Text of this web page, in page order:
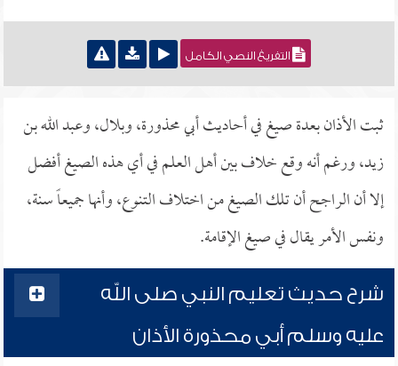
التفريغ النصي الكامل
ثبت الأذان بعدة صيغ في أحاديث أبي محذورة، وبلال، وعبد الله بن
زيد، ورغم أنه وقع خلاف بين أهل العلم في أي هذه الصيغ أفضل
إلا أن الراجح أن تلك الصيغ من اختلاف التنوع، وأنها جميعاً سنة،
ونفس الأمر يقال في صيغ الإقامة.
شرح حديث تعليم النبي صلى الله
عليه وسلم أبي محذورة الأذان